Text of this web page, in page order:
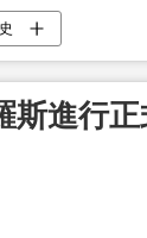
斯進行